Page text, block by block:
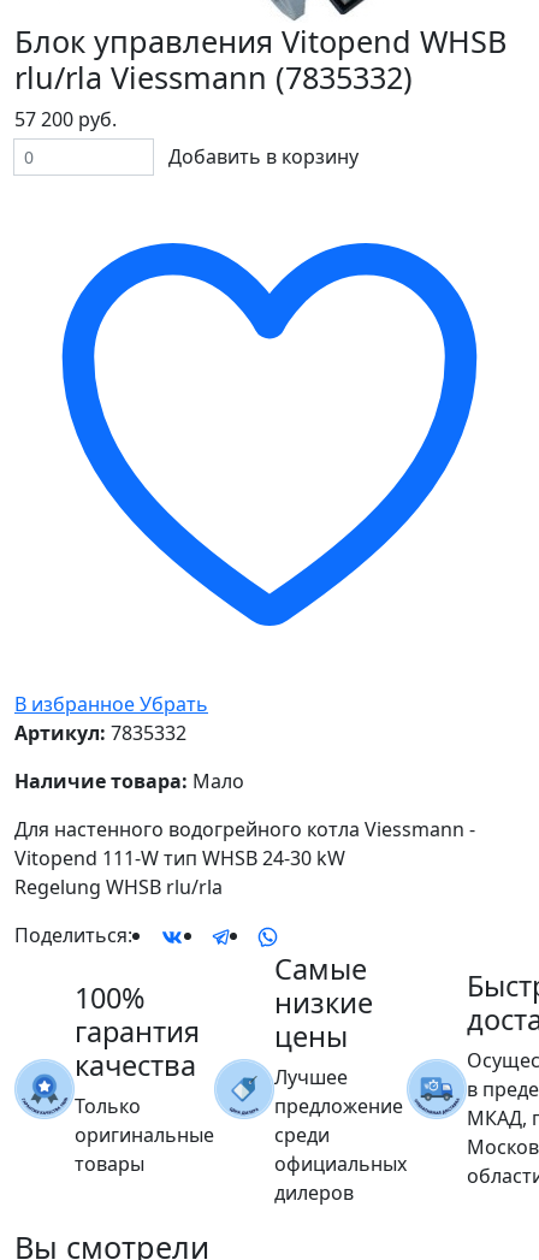
Блок управления Vitopend WHSB
rlu/rla Viessmann (7835332)
57 200 руб.
Добавить в корзину
В избранноеУбрать
Артикул: 7835332
Наличие товара: Мало
Для настенного водогрейного котла Viessmann -
Vitopend 111-W тип WHSB 24-30 kW
Regelung WHSB rlu/rla
Поделиться:
100%
гарантия
качества
Только
оригинальные
товары
Самые
низкие
цены
Лучшее
предложение
среди
официальных
дилеров
в
МКАД,
Вы смотрели